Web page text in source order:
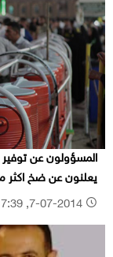
المسؤولون عن توفير
يعلنون عن ضخ اكثر من (185000)